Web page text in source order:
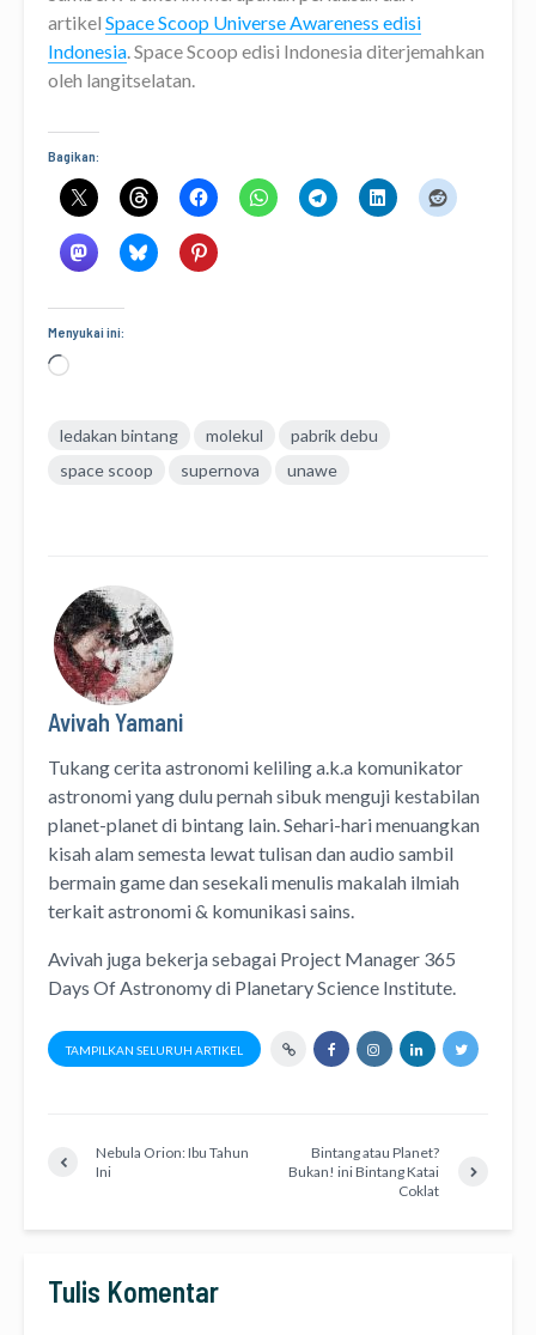
artikel Space Scoop Universe Awareness edisi
Indonesia . Space Scoop edisi Indonesia diterjemahkan
oleh langitselatan.
Bagikan:
Menyukai ini:
Memuat...
ledakan bintang molekul
pabrik debu
space scoop
supernova unawe
Avivah Yamani
Tukang cerita astronomi kelilinga.k.a komunikator
astronomiyang dulu pernah sibuk menguji kestabilan
planet-planet di bintang lain. Sehari-hari menuangkan
kisah alam semesta lewattulisandanaudio sambil
bermain game dan sesekali menulis makalah ilmiah
terkait astronomi & komunikasi sains.
Avivah juga bekerja sebagai Project Manager 365
Days Of Astronomydi Planetary Science Institute
TAMPILKAN SELURUH ARTIKEL
Nebula Orion: Ibu Tahun
Ini
Bintang atau Planet?
Bukan! ini Bintang Katai
Coklat
Tulis Komentar